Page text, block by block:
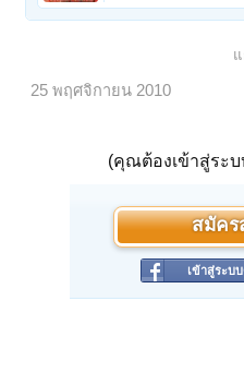
25 พฤศจิกายน 2010
(คุณต้องเข้าสู่ระ
สมัคร
เข้าสู่ระบ